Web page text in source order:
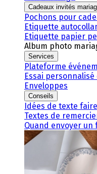
Cadeaux invités
Pochons pour
Etiquette
Etiquette papier
Album photo
Services
Plateforme
Essai
Enveloppes
Conseils
Idées de texte
Textes de
Quand envoyer